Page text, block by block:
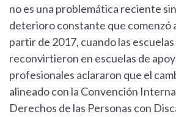
no es una problemática reciente
deterioro constante que comenzó
partir de 2017, cuando las
reconvirtieron en escuelas de
profesionales aclararon que el
alineado con la Convención
Derechos de las Personas con